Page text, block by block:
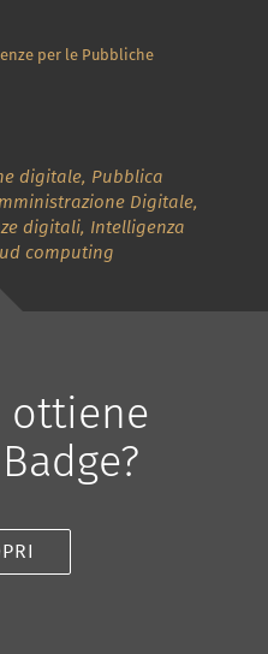
per le Pubbliche
digitale, Pubblica
Digitale,
digitali, Intelligenza
computing
ottiene